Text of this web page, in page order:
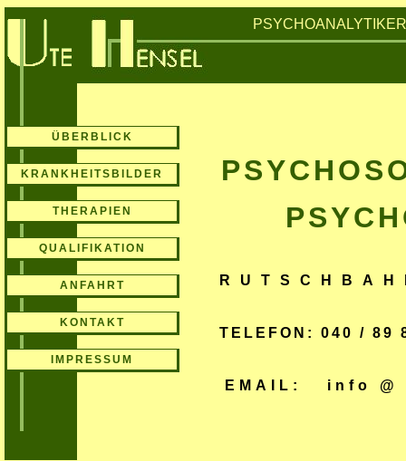
ÜBERBLICK
KRANKHEITSBILDER
THERAPIEN
QUALIFIKATION
ANFAHRT
KONTAKT
IMPRESSUM
TELEFON: 040 / 89
EMAIL: info @